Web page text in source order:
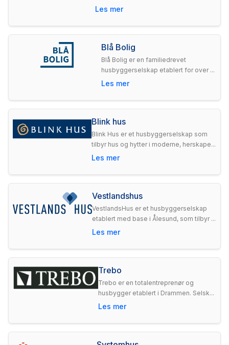
Les mer
Blå Bolig
Blå Bolig er en familiedrevet
husbyggerselskap etablert for over ...
Les mer
Blink hus
Blink Hus er et husbyggerselskap som
tilbyr hus og hytter i moderne, herskape...
Les mer
Vestlandshus
VestlandsHus er et husbyggerselskap
etablert med base i Ålesund, som tilbyr ...
Les mer
Trebo
Trebo er en totalentreprenør og
husbygger etablert i Drammen. Selsk...
Les mer